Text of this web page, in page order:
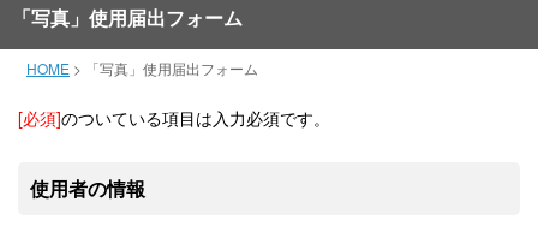
「写真」使用届出フォーム
HOME > 「写真」使用届出フォーム
[必須]のついている項目は入力必須です。
使用者の情報